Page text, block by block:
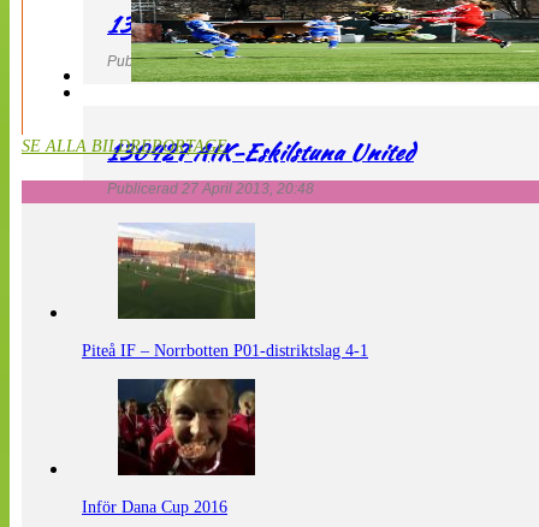
130427 LdB FC Malmö – Mallbackens IF
Publicerad 27 April 2013, 20:54
130427 AIK-Eskilstuna United
Publicerad 27 April 2013, 20:48
SE ALLA BILDREPORTAGE
Piteå IF – Norrbotten P01-distriktslag 4-1
Inför Dana Cup 2016